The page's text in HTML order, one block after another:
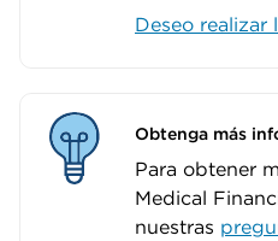
Deseo realizar
Obtenga más
Para obtener
Medical
nuestras